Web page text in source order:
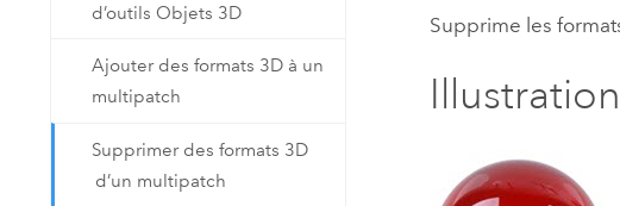
d’outils Objets 3D
Ajouter des formats 3D à un
multipatch
Supprimer des formats 3D
d’un multipatch
Supprime les
Illustration